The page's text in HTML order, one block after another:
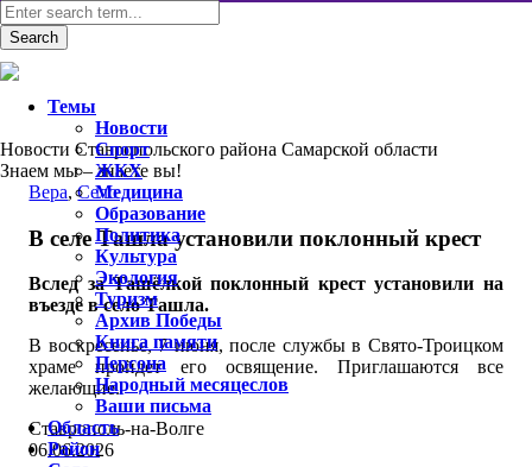
Новости Ставропольского района Самарской области
Знаем мы – знаете вы!
Вера,Село
В селе Ташла установили поклонный крест
Вслед за Ташёлкой поклонный крест установили на
въезде в село Ташла.
В воскресенье, 7 июня, после службы в Свято-Троицком
храме пройдет его освящение. Приглашаются все
желающие.
Ставрополь-на-Волге
06.06.2026
Темы
Новости
Спорт
ЖКХ
Медицина
Образование
Политика
Культура
Экология
Туризм
Архив Победы
Книга памяти
Персона
Народный месяцеслов
Ваши письма
Область
Район